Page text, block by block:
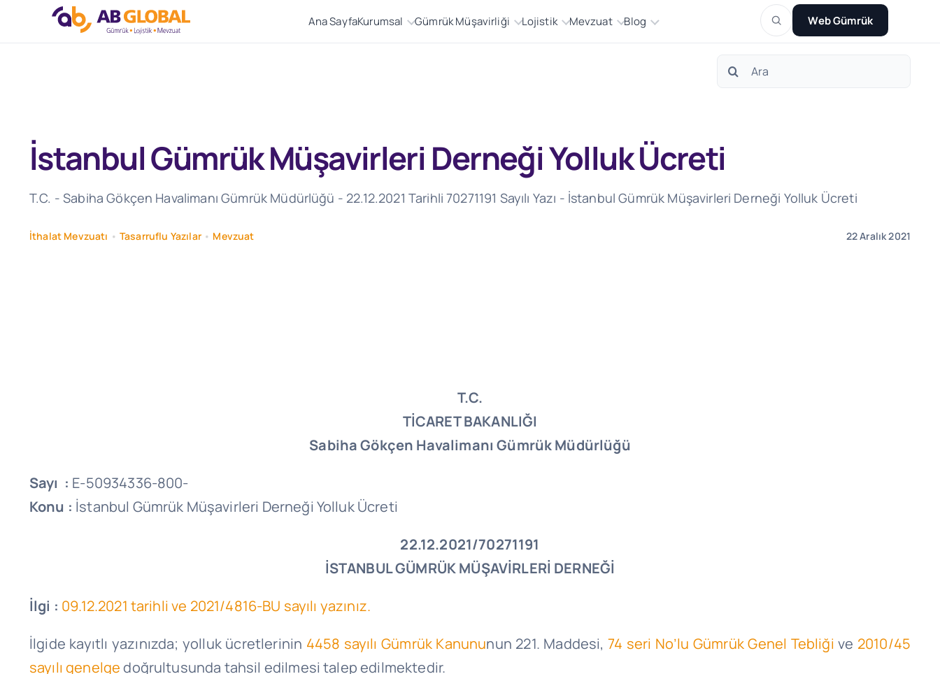
Ana SayfaKurumsal Gümrük Müşavirliği Lojistik Mevzuat Blog Web Gümrük
Search
İstanbul Gümrük Müşavirleri Derneği Yolluk Ücreti
T.C. - Sabiha Gökçen Havalimanı Gümrük Müdürlüğü - 22.12.2021 Tarihli 70271191 Sayılı Yazı - İstanbul Gümrük Müşavirleri Derneği Yolluk Ücreti
İthalat Mevzuatı • Tasarruflu Yazılar• Mevzuat 22 Aralık 2021
T.C.
TİCARET BAKANLIĞI
Sabiha Gökçen Havalimanı Gümrük Müdürlüğü
Sayı : E-50934336-800-
Konu : İstanbul Gümrük Müşavirleri Derneği Yolluk Ücreti
22.12.2021/70271191
İSTANBUL GÜMRÜK MÜŞAVİRLERİ DERNEĞİ
İlgi : 09.12.2021 tarihli ve 2021/4816-BU sayılı yazınız.
İlgide kayıtlı yazınızda; yolluk ücretlerinin 4458 sayılı Gümrük Kanununun 221. Maddesi,74 seri No’lu Gümrük Genel Tebliği ve 2010/45
sayılı genelgedoğrultusunda tahsil edilmesi talep edilmektedir.